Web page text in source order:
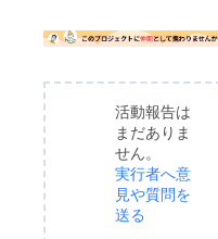
活動報告は
まだありま
せん。
実行者へ意
見や質問を
送る